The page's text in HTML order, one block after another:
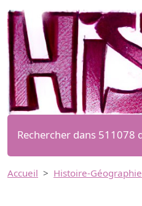
Rechercher dans 511078
Accueil Histoire-Géographie